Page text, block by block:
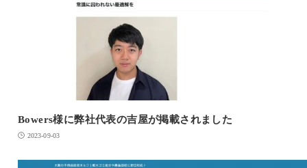
Bowers様に弊社代表の吉屋が掲載されました
2023-09-03